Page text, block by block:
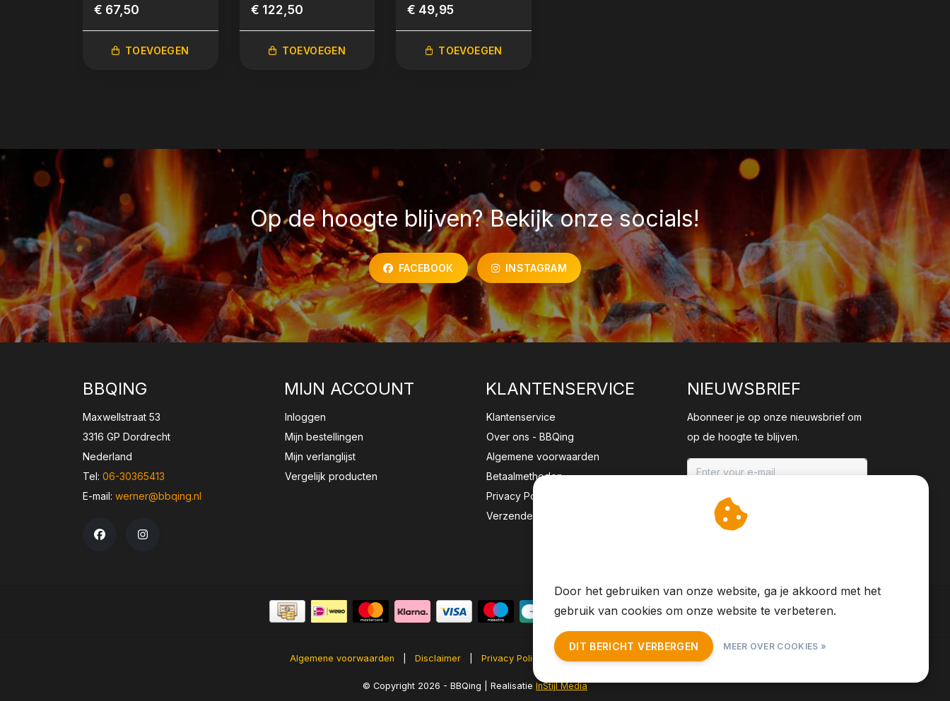
€ 67,50
TOEVOEGEN
€ 122,50
TOEVOEGEN
€ 49,95
TOEVOEGEN
Op de hoogte blijven? Bekijk onze socials!
FACEBOOK INSTAGRAM
BBQING
Maxwellstraat 53
3316 GP Dordrecht
Nederland
Tel: 06-30365413
E-mail: werner@bbqing.nl
MIJN ACCOUNT
Inloggen
Mijn bestellingen
Mijn verlanglijst
Vergelijk producten
KLANTENSERVICE
Klantenservice
Over ons - BBQing
Algemene voorwaarden
Betaalmethoden
Privacy Policy
Verzenden & retourneren
NIEUWSBRIEF
Abonneer je op onze nieuwsbrief om
op de hoogte te blijven.
ABONNEER
Algemene voorwaarden Disclaimer Privacy Policy Sitemap
© Copyright 2026 - BBQing | Realisatie InStijl Media
Door het gebruiken van onze website, ga je akkoord met het
gebruik van cookies om onze website te verbeteren.
DIT BERICHT VERBERGEN MEER OVER COOKIES »